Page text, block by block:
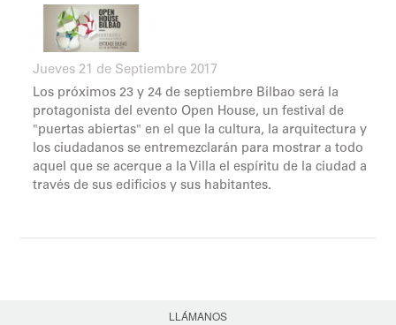
Jueves 21 de Septiembre 2017
Los próximos 23 y 24 de septiembre Bilbao será la
protagonista del evento Open House, un festival de
"puertas abiertas" en el que la cultura, la arquitectura y
los ciudadanos se entremezclarán para mostrar a todo
aquel que se acerque a la Villa el espíritu de la ciudad a
través de sus edificios y sus habitantes.
LLÁMANOS